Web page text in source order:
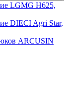
LGMG H625,
DIECI Agri Star,
ARCUSIN